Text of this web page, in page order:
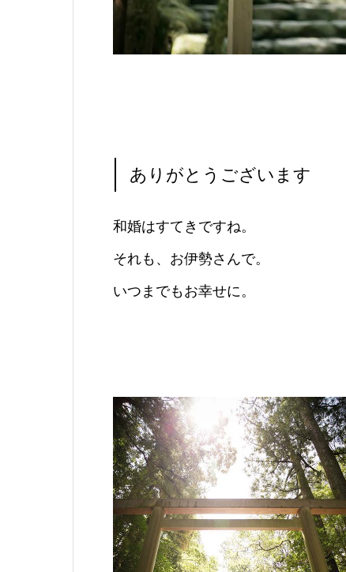
ありがとうございます
和婚はすてきですね。
それも、お伊勢さんで。
いつまでもお幸せに。